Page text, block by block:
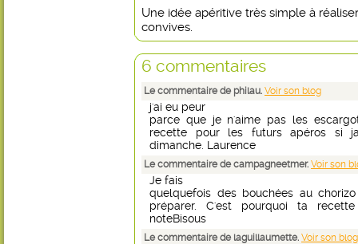
Une idée apéritive très simple à
convives.
6 commentaires
Le commentaire de philau. Voir son blog
j'ai eu peur
parce que je n'aime pas les
recette pour les futurs apéros si
dimanche. Laurence
Le commentaire de campagneetmer. Voir son
Je fais
quelquefois des bouchées au
préparer. C'est pourquoi ta
noteBisous
Le commentaire de laguillaumette. Voir son blog